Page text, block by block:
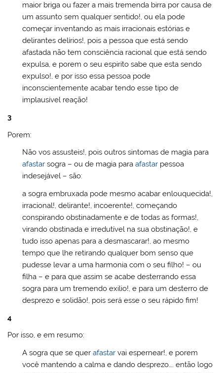
maior briga ou fazer a mais tremenda birra por causa de
um assunto sem qualquer sentido!, ou ela pode
começar inventando as mais irracionais estórias e
delirantes delírios!, pois a pessoa que está sendo
afastada não tem consciência racional que está sendo
expulsa, e porem o seu espirito sabe que esta sendo
expulso!, e por isso essa pessoa pode
inconscientemente acabar tendo esse tipo de
implausível reação!
3
Porem:
Não vos assusteis!, pois outros sintomas de magia para
afastar sogra – ou de magia paraafastar pessoa
indesejável – são:
a sogra embruxada pode mesmo acabar enlouquecida!,
irracional!, delirante!, incoerente!, começando
conspirando obstinadamente e de todas as formas!,
virando obstinada e irredutível na sua obstinação!, e
tudo isso apenas para a desmascarar!, ao mesmo
tempo que lhe retirando qualquer bom senso que
pudesse levar a uma harmonia com o seu filho! – ou
filha – e para que assim se acabe desterrando essa
sogra para um tremendo exilio!, e para um desterro de
desprezo e solidão!, pois será esse o seu rápido fim!
4
Por isso, e em resumo:
A sogra que se querafastar vai espernear!, e porem
você mantendo a calma e dando desprezo…. então logo